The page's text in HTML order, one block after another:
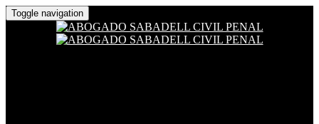
Toggle navigation